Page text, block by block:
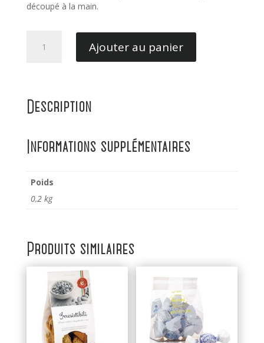
découpé à la main.
Barbero
Ajouter au panier
Description
Informations supplémentaires
Poids
0,2 kg
Produits similaires